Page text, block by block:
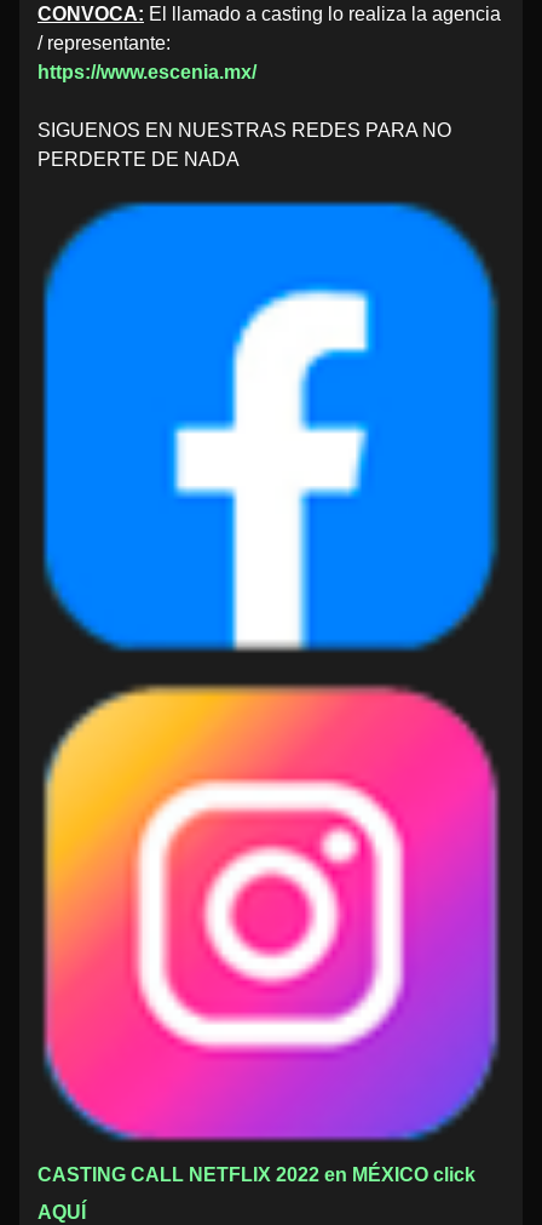
CONVOCA: El llamado a casting lo realiza la agencia
/ representante:
https://www.escenia.mx/
SIGUENOS EN NUESTRAS REDES PARA NO
PERDERTE DE NADA
CASTING CALL NETFLIX 2022 en MÉXICO click
AQUÍ